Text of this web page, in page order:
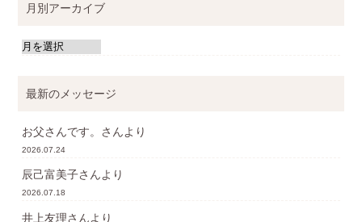
月別アーカイブ
最新のメッセージ
お父さんです。 さんより
2026.07.24
辰己富美子さんより
2026.07.18
井上友理さんより